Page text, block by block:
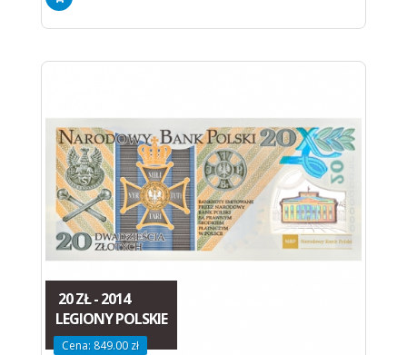
20 ZŁ - 2014
LEGIONY POLSKIE
Cena: 849.00 zł